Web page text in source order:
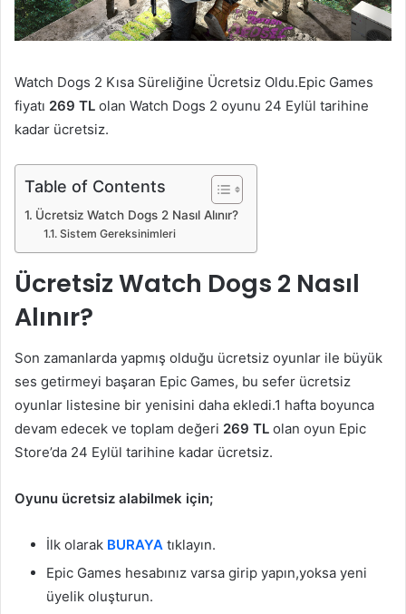
Watch Dogs 2 Kısa Süreliğine Ücretsiz Oldu.Epic Games
fiyatı 269 TL olan Watch Dogs 2 oyunu 24 Eylül tarihine
kadar ücretsiz.
Table of Contents
Ücretsiz Watch Dogs 2 Nasıl Alınır?
Sistem Gereksinimleri
Ücretsiz Watch Dogs 2 Nasıl
Alınır?
Son zamanlarda yapmış olduğu ücretsiz oyunlar ile büyük
ses getirmeyi başaran Epic Games, bu sefer ücretsiz
oyunlar listesine bir yenisini daha ekledi.1 hafta boyunca
devam edecek ve toplam değeri 269 TL olan oyun Epic
Store’da 24 Eylül tarihine kadar ücretsiz.
Oyunu ücretsiz alabilmek için;
İlk olarak BURAYA tıklayın.
Epic Games hesabınız varsa girip yapın,yoksa yeni
üyelik oluşturun.